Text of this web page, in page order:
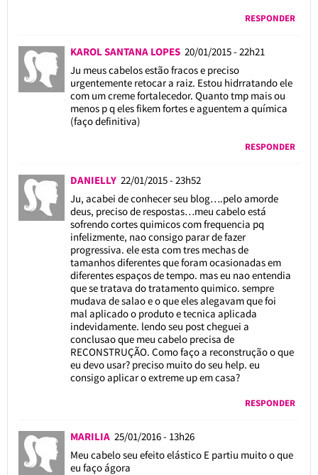
RESPONDER
KAROL SANTANA LOPES 20/01/2015 - 22h21
Ju meus cabelos estão fracos e preciso
urgentemente retocar a raiz. Estou hidrratando ele
com um creme fortalecedor. Quanto tmp mais ou
menos p q eles fikem fortes e aguentem a química
(faço definitiva)
RESPONDER
DANIELLY 22/01/2015 - 23h52
Ju, acabei de conhecer seu blog….pelo amorde
deus, preciso de respostas…meu cabelo está
sofrendo cortes quimicos com frequencia pq
infelizmente, nao consigo parar de fazer
progressiva. ele esta com tres mechas de
tamanhos diferentes que foram ocasionadas em
diferentes espaços de tempo. mas eu nao entendia
que se tratava do tratamento quimico. sempre
mudava de salao e o que eles alegavam que foi
mal aplicado o produto e tecnica aplicada
indevidamente. lendo seu post cheguei a
conclusao que meu cabelo precisa de
RECONSTRUÇÃO. Como faço a reconstrução o que
eu devo usar? preciso muito do seu help. eu
consigo aplicar o extreme up em casa?
RESPONDER
MARILIA 25/01/2016 - 13h26
Meu cabelo seu efeito elástico E partiu muito o que
eu faço ágora